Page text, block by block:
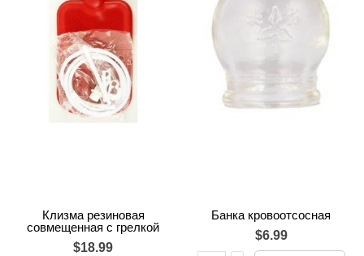
Клизма резиновая
совмещенная с грелкой
$18.99
Банка кровоотсосная
$6.99